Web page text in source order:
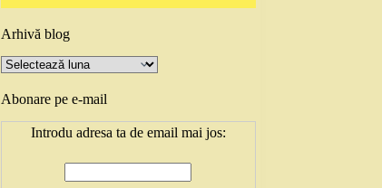
Arhivă blog
Arhivă
blog
Abonare pe e-mail
Introdu adresa ta de email mai jos: